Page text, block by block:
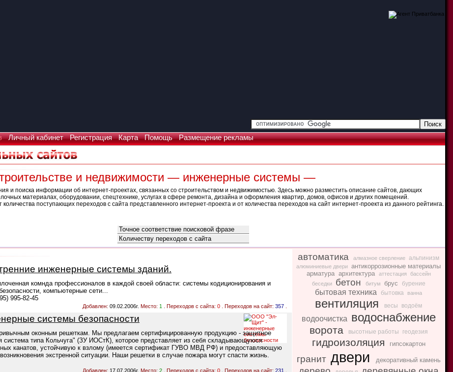
Личный кабинет Регистрация Карта Помощь Размещение рекламы
и недвижимости — инженерные системы —
и поиска информации об интернет-проектах, связанных со строительством и недвижимостью. Здесь можно разместить описание сайтов, дающих
материалах, оборудовании, спецтехнике, услугах в сфере ремонта, дизайна и оформления квартир, домов, офисов и других помещений.
количества поступающих переходов с сайта представленного интернет-проекта и от количества переходов на сайт интернет-проекта из данного рейтинга.
автоматика алмазное сверление альпинизм
алюминиевые двери антикоррозионные материалы
арматура архитектура аттестация
бассейн
беседки
бетон битум брус бурение
бытовая техника бытовка ванна
вентиляция весы водоём
водоочистка водоснабжение
ворота высотные работы геодезия
гидроизоляция гипсокартон
гранит двери декоративный камень
инженерные системы зданий.
комнда профессионалов в каждой своей области: системы кодиционирования и
компьютерные сети...
995-82-45
Добавлен: 09.02.2006г. Место: 1 . Переходов с сайта: 0 . Переходов на сайт: 357
системы безопасности
оконным решеткам. Мы предлагаем сертифицированную продукцию - защитное
система типа Кольчуга" (ЗУ ИОСтК), которое представляет из себя складывающуюся
канатов, устойчивую к взлому (имеется сертификат ГУВО МВД РФ) и предоставляющую
экстренной ситуации. Наши решетки в случае пожара могут спасти жизнь.
Добавлен: 17.07.2006г. Место: 2 . Переходов с сайта: 0 . Переходов на сайт: 231